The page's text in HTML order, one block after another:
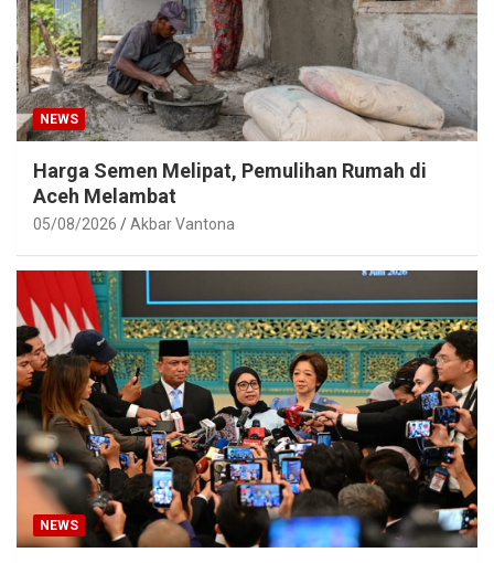
NEWS
Harga Semen Melipat, Pemulihan Rumah di
Aceh Melambat
05/08/2026 Akbar Vantona
NEWS